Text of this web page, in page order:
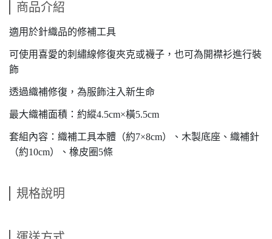
商品介紹
適用於針織品的修補工具
可使用喜愛的刺繡線修復夾克或襪子，也可為開襟衫進行裝
飾
透過織補修復，為服飾注入新生命
最大織補面積：約縱4.5cm×橫5.5cm
套組內容：織補工具本體（約7×8cm）、木製底座、織補針
（約10cm）、橡皮圈5條
規格說明